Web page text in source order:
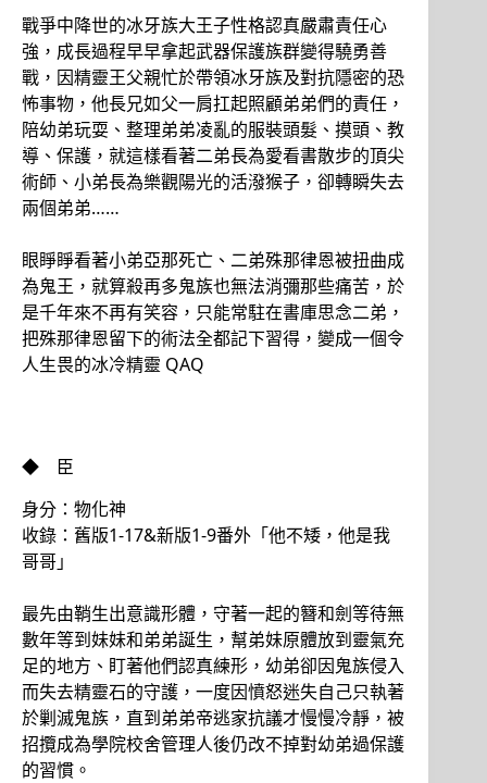
戰爭中降世的冰牙族大王子性格認真嚴肅責任心
強，成長過程早早拿起武器保護族群變得驍勇善
戰，因精靈王父親忙於帶領冰牙族及對抗隱密的恐
怖事物，他長兄如父一肩扛起照顧弟弟們的責任，
陪幼弟玩耍、整理弟弟凌亂的服裝頭髮、摸頭、教
導、保護，就這樣看著二弟長為愛看書散步的頂尖
術師、小弟長為樂觀陽光的活潑猴子，卻轉瞬失去
兩個弟弟……
眼睜睜看著小弟亞那死亡、二弟殊那律恩被扭曲成
為鬼王，就算殺再多鬼族也無法消彌那些痛苦，於
是千年來不再有笑容，只能常駐在書庫思念二弟，
把殊那律恩留下的術法全都記下習得，變成一個令
人生畏的冰冷精靈 QAQ
◆ 臣
身分：物化神
收錄：舊版1-17&新版1-9番外「他不矮，他是我
哥哥」
最先由鞘生出意識形體，守著一起的簪和劍等待無
數年等到妹妹和弟弟誕生，幫弟妹原體放到靈氣充
足的地方、盯著他們認真練形，幼弟卻因鬼族侵入
而失去精靈石的守護，一度因憤怒迷失自己只執著
於剿滅鬼族，直到弟弟帝逃家抗議才慢慢冷靜，被
招攬成為學院校舍管理人後仍改不掉對幼弟過保護
的習慣。